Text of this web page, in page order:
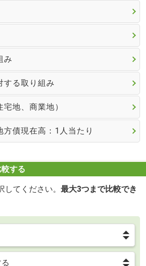
み
する取り組み
地、商業地）
債現在高：1人当たり
する
てください。 最大3つまで比較でき